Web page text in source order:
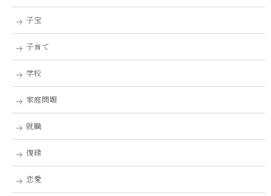
子宝
子育て
学校
家庭問題
就職
復縁
恋愛